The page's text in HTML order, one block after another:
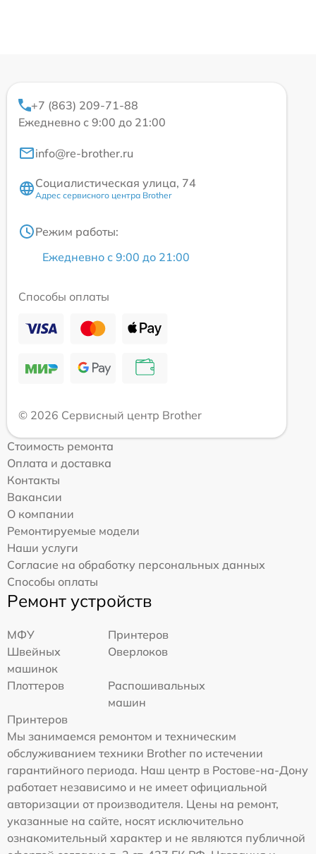
+7 (863) 209-71-88
Ежедневно с 9:00 до 21:00
info@re-brother.ru
Социалистическая улица, 74
Адрес сервисного центра Brother
Режим работы:
Ежедневно с 9:00 до 21:00
Способы оплаты
© 2026 Сервисный центр Brother
Стоимость ремонта
Оплата и доставка
Контакты
Вакансии
О компании
Ремонтируемые модели
Наши услуги
Согласие на обработку персональных данных
Способы оплаты
Ремонт устройств
МФУ
Принтеров
Швейных
машинок
Оверлоков
Плоттеров
Распошивальных
машин
Принтеров
Мы занимаемся ремонтом и техническим
обслуживанием техники Brother по истечении
гарантийного периода. Наш центр в Ростове-на-Дону
работает независимо и не имеет официальной
авторизации от производителя. Цены на ремонт,
указанные на сайте, носят исключительно
ознакомительный характер и не являются публичной